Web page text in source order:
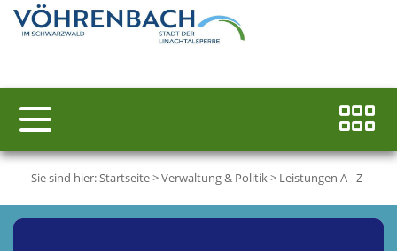
Sie sind hier:Startseite>Verwaltung & Politik> Leistungen A - Z